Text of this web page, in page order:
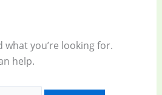
what you’re looking for.
help.